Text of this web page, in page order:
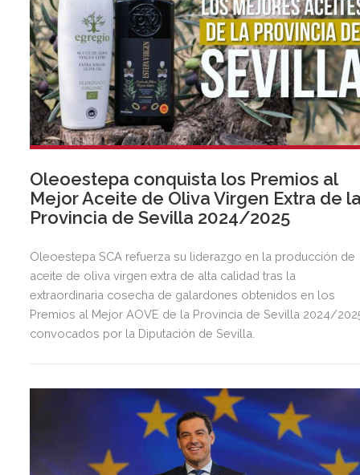
Oleoestepa conquista los Premios al
Mejor Aceite de Oliva Virgen Extra de
Provincia de Sevilla 2024/2025
Oleoestepa SCA refuerza su liderazgo en la producción de
aceite de oliva virgen extra de alta calidad tras la
extraordinaria cosecha de galardones obtenidos en los
Premios al Mejor AOVE de la Provincia de Sevilla 2024/
convocados por la Diputación de Sevilla.